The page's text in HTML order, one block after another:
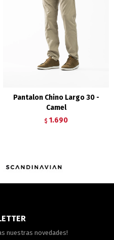
Pantalon Chino Largo 30 -
Camel
$ 1.690
nuestras novedades!